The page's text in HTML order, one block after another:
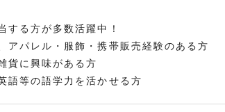
る方が多数活躍中！
アパレル・服飾・携帯販売経験のある方
貨に興味がある方
語等の語学力を活かせる方